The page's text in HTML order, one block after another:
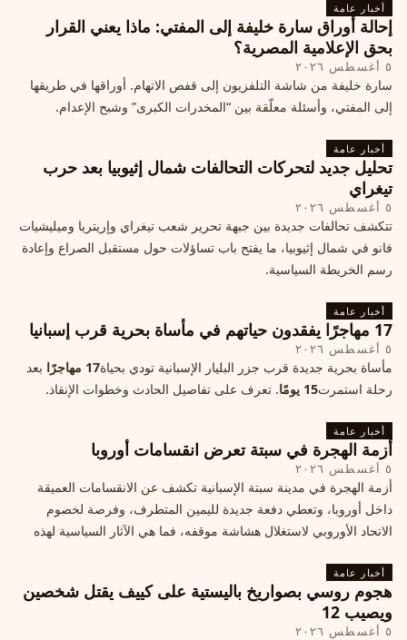
أخبار عامة
إحالة أوراق سارة خليفة إلى المفتي: ماذا يعني القرار
بحق الإعلامية المصرية؟
٥ أغسطس ٢٠٢٦
سارة خليفة من شاشة التلفزيون إلى قفص الاتهام. أوراقها في طريقها
إلى المفتي، وأسئلة معلّقة بين “المخدرات الكبرى” وشبح الإعدام.
أخبار عامة
تحليل جديد لتحركات التحالفات شمال إثيوبيا بعد حرب
تيغراي
٥ أغسطس ٢٠٢٦
تتكشف تحالفات جديدة بين جبهة تحرير شعب تيغراي وإريتريا وميليشيات
فانو في شمال إثيوبيا، ما يفتح باب تساؤلات حول مستقبل الصراع وإعادة
رسم الخريطة السياسية.
أخبار عامة
17 مهاجرًا يفقدون حياتهم في مأساة بحرية قرب إسبانيا
٥ أغسطس ٢٠٢٦
مأساة بحرية جديدة قرب جزر البليار الإسبانية تودي بحياة17 مهاجرًا
بعد
رحلة استمرت15 يومًا . تعرف على تفاصيل الحادث وخطوات الإنقاذ.
أخبار عامة
أزمة الهجرة في سبتة تعرض انقسامات أوروبا
٥ أغسطس ٢٠٢٦
أزمة الهجرة في مدينة سبتة الإسبانية تكشف عن الانقسامات العميقة
داخل أوروبا، وتعطي دفعة جديدة لليمين المتطرف، وفرصة لخصوم
الاتحاد الأوروبي لاستغلال هشاشة موقفه، فما هي الآثار السياسية لهذه
أخبار عامة
هجوم روسي بصواريخ باليستية على كييف يقتل شخصين
ويصيب 12
٥ أغسطس ٢٠٢٦